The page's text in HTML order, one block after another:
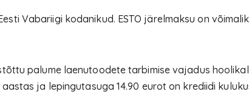
Vabariigi kodanikud. ESTO järelmaksu on
palume laenutoodete tarbimise vajadus
ja lepingutasuga 14.90 eurot on krediidi